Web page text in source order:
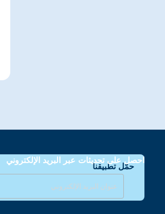
حمّل تطبيقنا
احصل على تحديثات عبر البريد الإلكتروني